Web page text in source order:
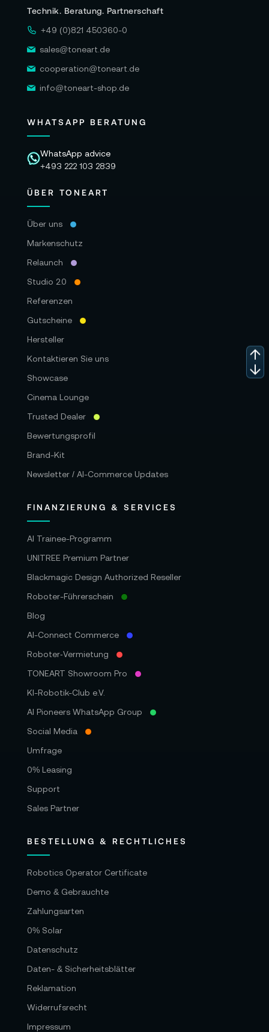
Technik. Beratung. Partnerschaft
+49 (0)821 450360-0
sales@toneart.de
cooperation@toneart.de
info@toneart-shop.de
WHATSAPP BERATUNG
WhatsApp advice
+493 222 103 2839
ÜBER TONEART
Über uns
Markenschutz
Relaunch
Studio 2.0
Referenzen
Gutscheine
Hersteller
Kontaktieren Sie uns
Showcase
Cinema Lounge
Trusted Dealer
Bewertungsprofil
Brand-Kit
Newsletter / AI-Commerce Updates
FINANZIERUNG & SERVICES
AI Trainee-Programm
UNITREE Premium Partner
Blackmagic Design Authorized Reseller
Roboter-Führerschein
Blog
AI-Connect Commerce
Roboter‑Vermietung
TONEART Showroom Pro
KI-Robotik-Club e.V.
AI Pioneers WhatsApp Group
Social Media
Umfrage
0% Leasing
Support
Sales Partner
BESTELLUNG & RECHTLICHES
Robotics Operator Certificate
Demo & Gebrauchte
Zahlungsarten
0% Solar
Datenschutz
Daten- & Sicherheitsblätter
Reklamation
Widerrufsrecht
Impressum